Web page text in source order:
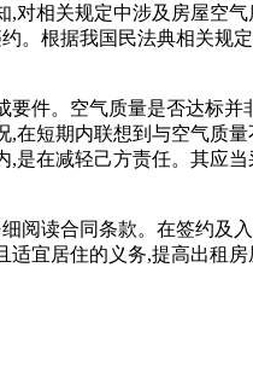
对相关规定中涉及房屋空
。根据我国民法典相关规
件。空气质量是否达标并
在短期内联想到与空气质
是在减轻己方责任。其应
阅读合同条款。在签约及
宜居住的义务,提高出租